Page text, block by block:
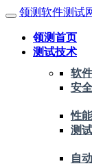
领测软件测试
领测首页
测试技术
软
安
性
测
自